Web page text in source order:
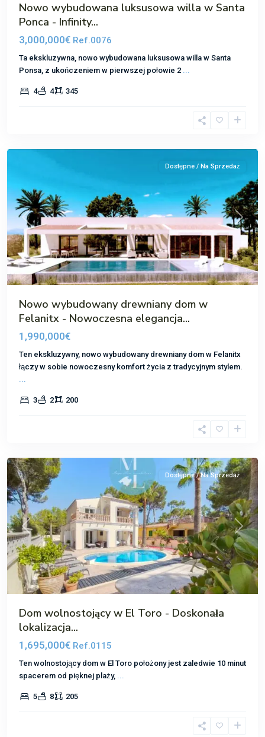
Nowo wybudowana luksusowa willa w Santa
Ponca - Infinity...
3,000,000€ Ref.0076
Ta ekskluzywna, nowo wybudowana luksusowa willa w Santa
Ponsa, z ukończeniem w pierwszej połowie 2 ...
4 4 345
Poprzedni
Dostępne / Na Sprzedaż
Nowo wybudowany drewniany dom w
Felanitx - Nowoczesna elegancja...
1,990,000€
Ten ekskluzywny, nowo wybudowany drewniany dom w Felanitx
łączy w sobie nowoczesny komfort życia z tradycyjnym stylem.
...
3 2 200
Poprzedni
Dostępne / Na Sprzedaż
Dom wolnostojący w El Toro - Doskonała
lokalizacja...
1,695,000€ Ref.0115
Ten wolnostojący dom w El Toro położony jest zaledwie 10 minut
spacerem od pięknej plaży, ...
5 8 205
Costa